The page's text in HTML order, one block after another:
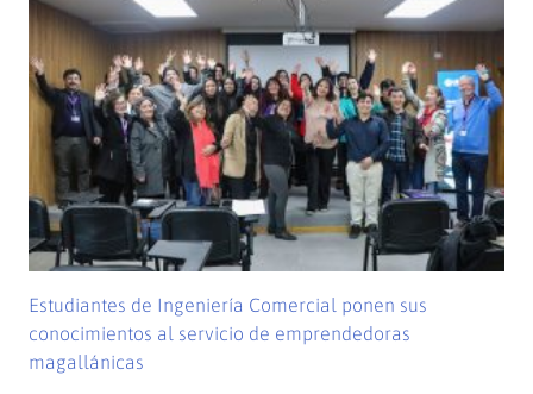
Estudiantes de Ingeniería Comercial ponen sus
conocimientos al servicio de emprendedoras
magallánicas